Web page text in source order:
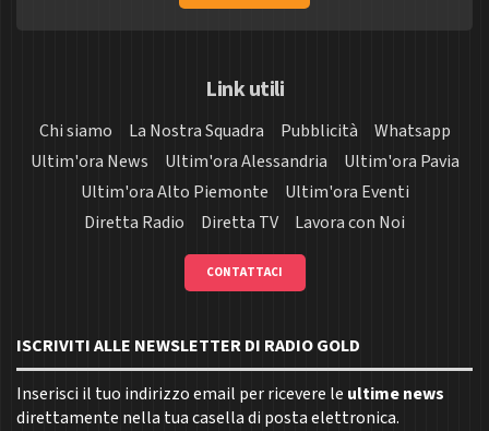
Link utili
Chi siamo La Nostra Squadra Pubblicità
Whatsapp
Ultim'ora News
Ultim'ora Alessandria
Ultim'ora Pavia
Ultim'ora Alto Piemonte
Ultim'ora Eventi
Diretta Radio
Diretta TV Lavora con Noi
CONTATTACI
ISCRIVITI ALLE NEWSLETTER DI RADIO GOLD
Inserisci il tuo indirizzo email per ricevere le ultime news
direttamente nella tua casella di posta elettronica.